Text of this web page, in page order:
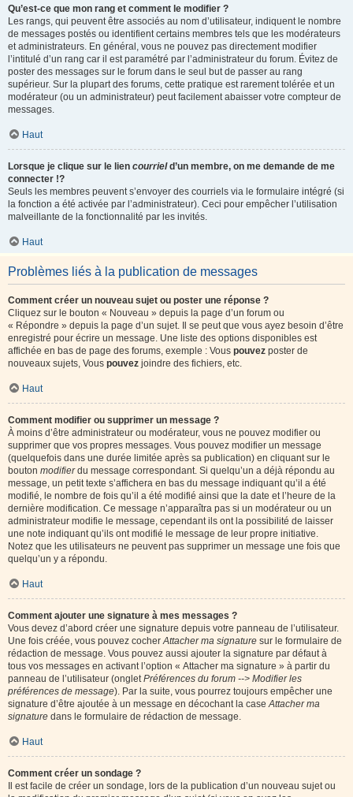
Qu’est-ce que mon rang et comment le modifier ?
Les rangs, qui peuvent être associés au nom d’utilisateur, indiquent le nombre
de messages postés ou identifient certains membres tels que les modérateurs
et administrateurs. En général, vous ne pouvez pas directement modifier
l’intitulé d’un rang car il est paramétré par l’administrateur du forum. Évitez de
poster des messages sur le forum dans le seul but de passer au rang
supérieur. Sur la plupart des forums, cette pratique est rarement tolérée et un
modérateur (ou un administrateur) peut facilement abaisser votre compteur de
messages.
Haut
Lorsque je clique sur le lien courrield’un membre, on me demande de me
connecter !?
Seuls les membres peuvent s’envoyer des courriels via le formulaire intégré (si
la fonction a été activée par l’administrateur). Ceci pour empêcher l’utilisation
malveillante de la fonctionnalité par les invités.
Haut
Problèmes liés à la publication de messages
Comment créer un nouveau sujet ou poster une réponse ?
Cliquez sur le bouton « Nouveau » depuis la page d’un forum ou
« Répondre » depuis la page d’un sujet. Il se peut que vous ayez besoin d’être
enregistré pour écrire un message. Une liste des options disponibles est
affichée en bas de page des forums, exemple : Vous pouvez poster de
nouveaux sujets, Vous pouvez joindre des fichiers, etc.
Haut
Comment modifier ou supprimer un message ?
À moins d’être administrateur ou modérateur, vous ne pouvez modifier ou
supprimer que vos propres messages. Vous pouvez modifier un message
(quelquefois dans une durée limitée après sa publication) en cliquant sur le
bouton modifierdu message correspondant. Si quelqu’un a déjà répondu au
message, un petit texte s’affichera en bas du message indiquant qu’il a été
modifié, le nombre de fois qu’il a été modifié ainsi que la date et l’heure de la
dernière modification. Ce message n’apparaîtra pas si un modérateur ou un
administrateur modifie le message, cependant ils ont la possibilité de laisser
une note indiquant qu’ils ont modifié le message de leur propre initiative.
Notez que les utilisateurs ne peuvent pas supprimer un message une fois que
quelqu’un y a répondu.
Haut
Comment ajouter une signature à mes messages ?
Vous devez d’abord créer une signature depuis votre panneau de l’utilisateur.
Une fois créée, vous pouvez cocherAttacher ma signature sur le formulaire de
rédaction de message. Vous pouvez aussi ajouter la signature par défaut à
tous vos messages en activant l’option « Attacher ma signature » à partir du
panneau de l’utilisateur (ongletPréférences du forum --> Modifier les
préférences de message). Par la suite, vous pourrez toujours empêcher une
signature d’être ajoutée à un message en décochant la caseAttacher ma
signature dans le formulaire de rédaction de message.
Haut
Comment créer un sondage ?
Il est facile de créer un sondage, lors de la publication d’un nouveau sujet ou